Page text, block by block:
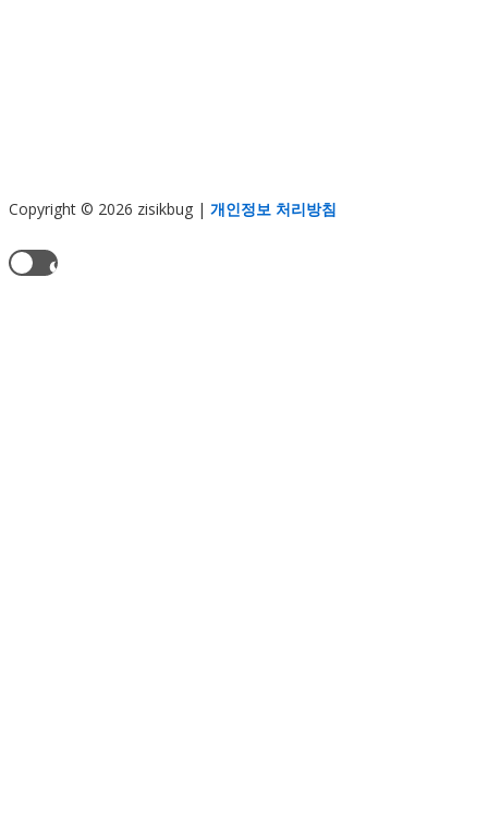
Copyright © 2026 zisikbug | 개인정보 처리방침
현재 테마:
라이트 모드